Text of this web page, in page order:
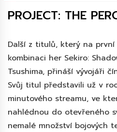
PROJECT: THE
Další z titulů, který na
kombinaci her Sekiro:
Tsushima, přináší vývojáři
Svůj titul představili už v
minutového streamu, ve
nahlédnou do otevřeného
nemalé množství bojových